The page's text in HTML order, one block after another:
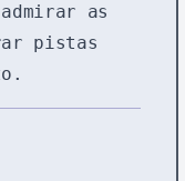
as
pistas